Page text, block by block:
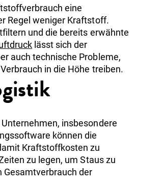
eine
Regel weniger Kraftstoff.
und die bereits erwähnte
lässt sich der
auch technische Probleme,
in die Höhe treiben.
insbesondere
können die
Kraftstoffkosten zu
zu legen, um Staus zu
Gesamtverbrauch der